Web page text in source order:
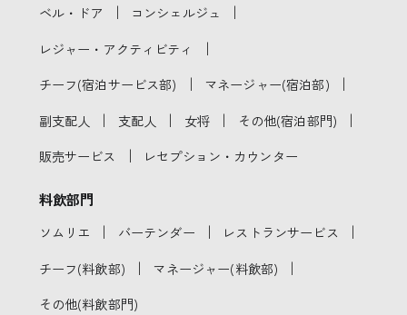
ベル・ドア ｜ コンシェルジュ ｜
レジャー・アクティビティ ｜
チーフ(宿泊サービス部) ｜ マネージャー(宿泊部) ｜
副支配人 ｜ 支配人 ｜ 女将 ｜ その他(宿泊部門) ｜
販売サービス ｜ レセプション・カウンター
料飲部門
ソムリエ ｜ バーテンダー ｜ レストランサービス ｜
チーフ(料飲部) ｜ マネージャー(料飲部) ｜
その他(料飲部門)